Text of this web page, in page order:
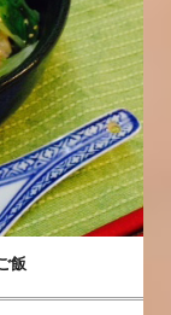
飯